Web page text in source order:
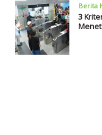
Berita
3